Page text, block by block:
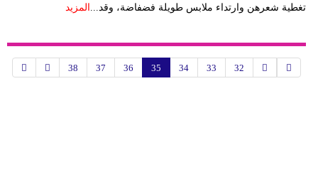
تغطية شعرهن وارتداء ملابس طويلة فضفاضة، وقد...
المزيد
32
33
34
35
36
37
38